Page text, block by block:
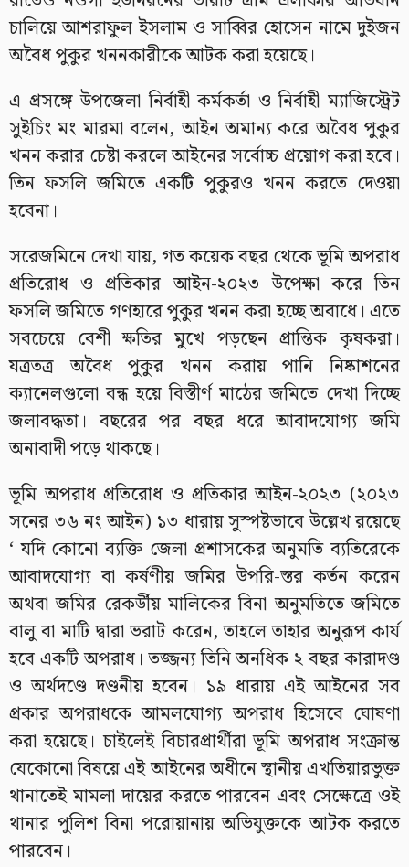
চালিয়ে আশরাফুল ইসলাম ও সাব্বির হোসেন নামে দুইজন
অবৈধ পুকুর খননকারীকে আটক করা হয়েছে।
এ প্রসঙ্গে উপজেলা নির্বাহী কর্মকর্তা ও নির্বাহী ম্যাজিস্ট্রেট
সুইচিং মং মারমা বলেন, আইন অমান্য করে অবৈধ পুকুর
খনন করার চেষ্টা করলে আইনের সর্বোচ্চ প্রয়োগ করা হবে।
তিন ফসলি জমিতে একটি পুকুরও খনন করতে দেওয়া
হবেনা।
সরেজমিনে দেখা যায়, গত কয়েক বছর থেকে ভূমি অপরাধ
প্রতিরোধ ও প্রতিকার আইন-২০২৩ উপেক্ষা করে তিন
ফসলি জমিতে গণহারে পুকুর খনন করা হচ্ছে অবাধে। এতে
সবচেয়ে বেশী ক্ষতির মুখে পড়ছেন প্রান্তিক কৃষকরা।
যত্রতত্র অবৈধ পুকুর খনন করায় পানি নিষ্কাশনের
ক্যানেলগুলো বন্ধ হয়ে বিস্তীর্ণ মাঠের জমিতে দেখা দিচ্ছে
জলাবদ্ধতা। বছরের পর বছর ধরে আবাদযোগ্য জমি
অনাবাদী পড়ে থাকছে।
ভূমি অপরাধ প্রতিরোধ ও প্রতিকার আইন-২০২৩ (২০২৩
সনের ৩৬ নং আইন) ১৩ ধারায় সুস্পষ্টভাবে উল্লেখ রয়েছে
‘ যদি কোনো ব্যক্তি জেলা প্রশাসকের অনুমতি ব্যতিরেকে
আবাদযোগ্য বা কর্ষণীয় জমির উপরি-স্তর কর্তন করেন
অথবা জমির রেকর্ডীয় মালিকের বিনা অনুমতিতে জমিতে
বালু বা মাটি দ্বারা ভরাট করেন, তাহলে তাহার অনুরূপ কার্য
হবে একটি অপরাধ। তজ্জন্য তিনি অনধিক ২ বছর কারাদণ্ড
ও অর্থদণ্ডে দণ্ডনীয় হবেন। ১৯ ধারায় এই আইনের সব
প্রকার অপরাধকে আমলযোগ্য অপরাধ হিসেবে ঘোষণা
করা হয়েছে। চাইলেই বিচারপ্রার্থীরা ভূমি অপরাধ সংক্রান্ত
যেকোনো বিষয়ে এই আইনের অধীনে স্থানীয় এখতিয়ারভুক্ত
থানাতেই মামলা দায়ের করতে পারবেন এবং সেক্ষেত্রে ওই
থানার পুলিশ বিনা পরোয়ানায় অভিযুক্তকে আটক করতে
পারবেন।